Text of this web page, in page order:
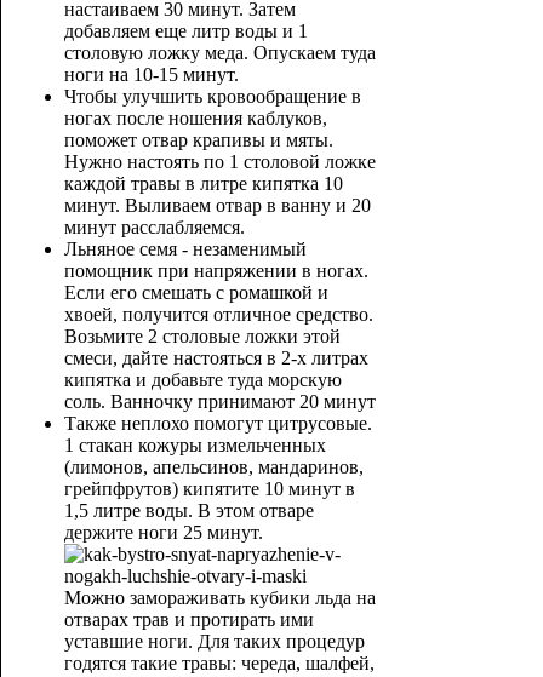
настаиваем 30 минут. Затем
добавляем еще литр воды и 1
столовую ложку меда. Опускаем туда
ноги на 10-15 минут.
Чтобы улучшить кровообращение в
ногах после ношения каблуков,
поможет отвар крапивы и мяты.
Нужно настоять по 1 столовой ложке
каждой травы в литре кипятка 10
минут. Выливаем отвар в ванну и 20
минут расслабляемся.
Льняное семя - незаменимый
помощник при напряжении в ногах.
Если его смешать с ромашкой и
хвоей, получится отличное средство.
Возьмите 2 столовые ложки этой
смеси, дайте настояться в 2-х литрах
кипятка и добавьте туда морскую
соль. Ванночку принимают 20 минут
Также неплохо помогут цитрусовые.
1 стакан кожуры измельченных
(лимонов, апельсинов, мандаринов,
грейпфрутов) кипятите 10 минут в
1,5 литре воды. В этом отваре
держите ноги 25 минут.
Можно замораживать кубики льда на
отварах трав и протирать ими
уставшие ноги. Для таких процедур
годятся такие травы: череда, шалфей,